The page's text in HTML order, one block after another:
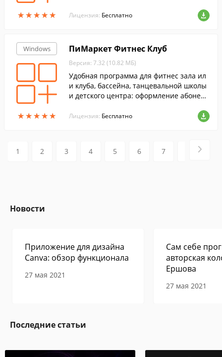
★★★★★
★★★★★ Лицензия: Бесплатно
Windows
★★★★★
★★★★★
ПиМаркет Фитнес Клуб
Версия: 7.32 (10.82 МБ)
Удобная программа для фитнес зала ил
и клуба, бассейна, танцевальной школы
и детского центра: оформление абонеме
слуг и товаров. Учет посещений
Лицензия: Бесплатно
1 2 3 4 5 6 7
Новости
Приложение для дизайна
Canva: обзор функционала
27 мая 2021
Сам себе
авторская
Ершова
27 мая 2021
Последние статьи